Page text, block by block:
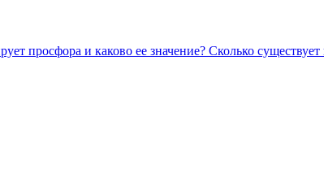
просфора и каково ее значение? Сколько